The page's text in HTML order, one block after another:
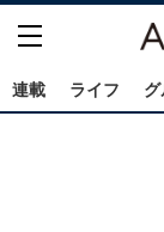
連載 ライフ グ